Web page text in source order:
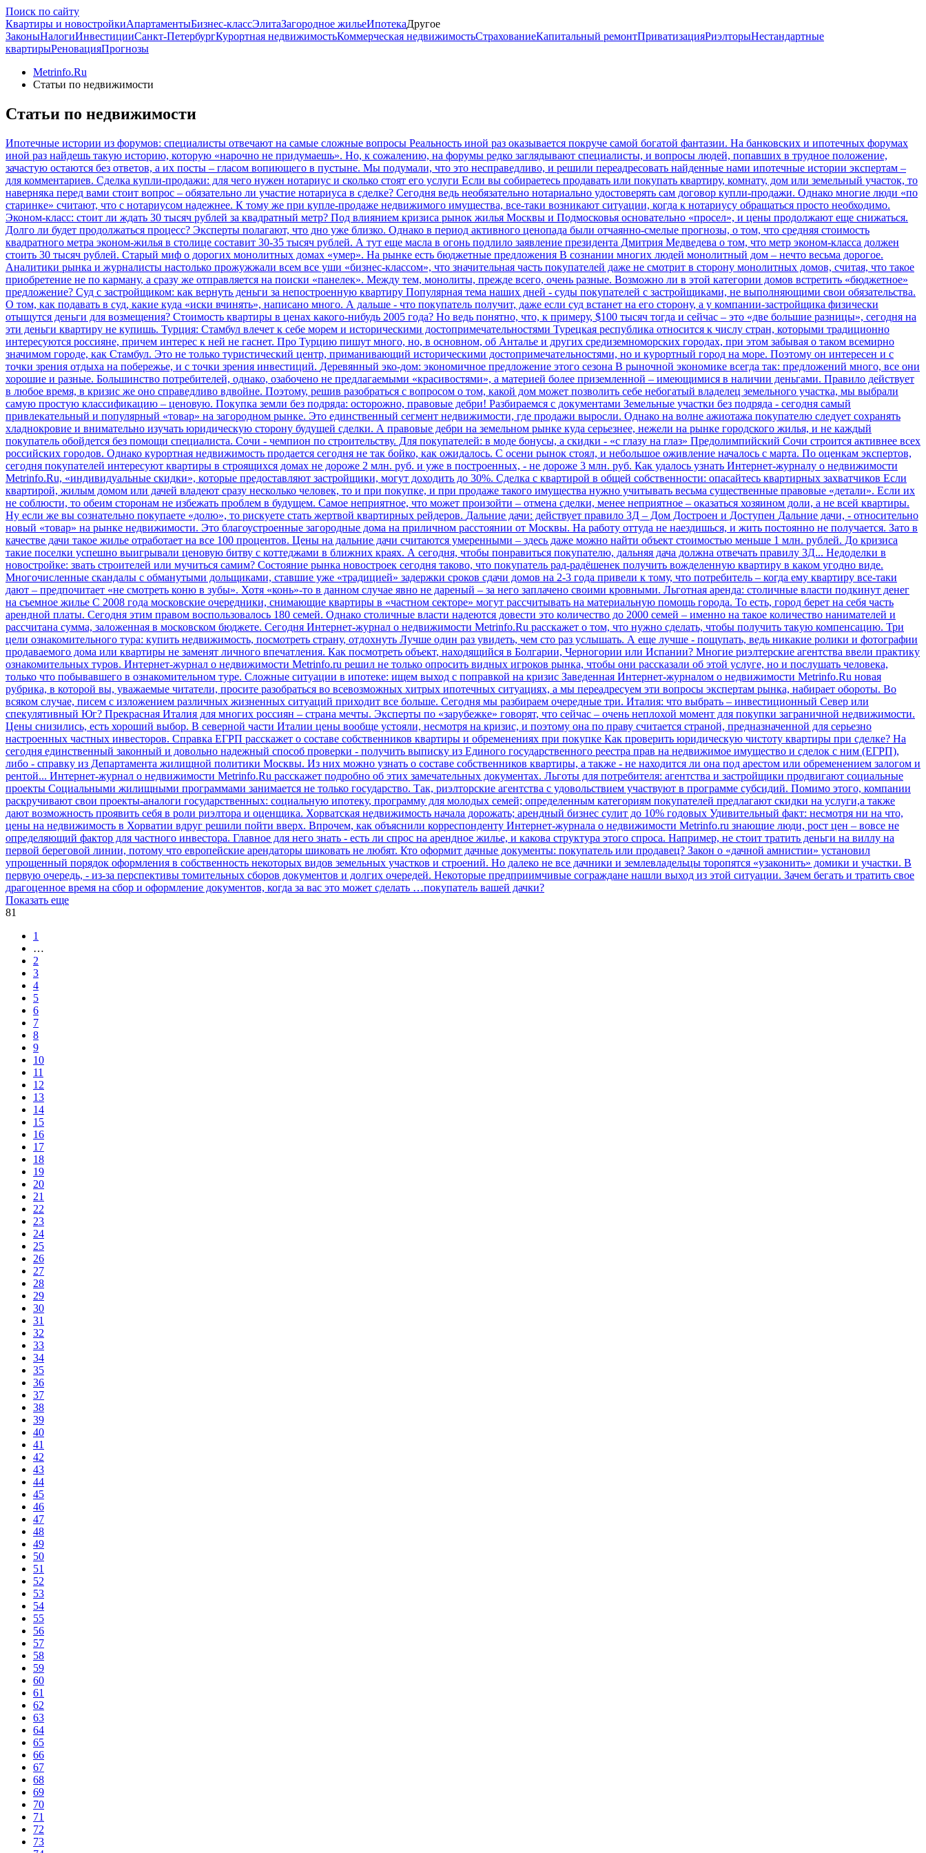
Поиск по сайту
Квартиры и новостройкиАпартаментыБизнес-классЭлитаЗагородное жильеИпотекаДругое
ЗаконыНалогиИнвестицииСанкт-ПетербургКурортная недвижимостьКоммерческая недвижимостьСтрахованиеКапитальный ремонтПриватизацияРиэлторыНестандартные
квартирыРеновацияПрогнозы
Metrinfo.Ru
Статьи по недвижимости
Статьи по недвижимости
Ипотечные истории из форумов: специалисты отвечают на самые сложные вопросы Реальность иной раз оказывается покруче самой богатой фантазии. На банковских и ипотечных форумах
иной раз найдешь такую историю, которую «нарочно не придумаешь». Но, к сожалению, на форумы редко заглядывают специалисты, и вопросы людей, попавших в трудное положение,
зачастую остаются без ответов, а их посты – гласом вопиющего в пустыне. Мы подумали, что это несправедливо, и решили переадресовать найденные нами ипотечные истории экспертам –
для комментариев. Сделка купли-продажи: для чего нужен нотариус и сколько стоят его услуги Если вы собираетесь продавать или покупать квартиру, комнату, дом или земельный участок, то
наверняка перед вами стоит вопрос – обязательно ли участие нотариуса в сделке? Сегодня ведь необязательно нотариально удостоверять сам договор купли-продажи. Однако многие люди «по
старинке» считают, что с нотариусом надежнее. К тому же при купле-продаже недвижимого имущества, все-таки возникают ситуации, когда к нотариусу обращаться просто необходимо.
Эконом-класс: стоит ли ждать 30 тысяч рублей за квадратный метр? Под влиянием кризиса рынок жилья Москвы и Подмосковья основательно «просел», и цены продолжают еще снижаться.
Долго ли будет продолжаться процесс? Эксперты полагают, что дно уже близко. Однако в период активного ценопада были отчаянно-смелые прогнозы, о том, что средняя стоимость
квадратного метра эконом-жилья в столице составит 30-35 тысяч рублей. А тут еще масла в огонь подлило заявление президента Дмитрия Медведева о том, что метр эконом-класса должен
стоить 30 тысяч рублей. Старый миф о дорогих монолитных домах «умер». На рынке есть бюджетные предложения В сознании многих людей монолитный дом – нечто весьма дорогое.
Аналитики рынка и журналисты настолько прожужжали всем все уши «бизнес-классом», что значительная часть покупателей даже не смотрит в сторону монолитных домов, считая, что такое
приобретение не по карману, а сразу же отправляется на поиски «панелек». Между тем, монолиты, прежде всего, очень разные. Возможно ли в этой категории домов встретить «бюджетное»
предложение? Суд с застройщиком: как вернуть деньги за непостроенную квартиру Популярная тема наших дней - суды покупателей с застройщиками, не выполняющими свои обязательства.
О том, как подавать в суд, какие куда «иски вчинять», написано много. А дальше - что покупатель получит, даже если суд встанет на его сторону, а у компании-застройщика физически
отыщутся деньги для возмещения? Стоимость квартиры в ценах какого-нибудь 2005 года? Но ведь понятно, что, к примеру, $100 тысяч тогда и сейчас – это «две большие разницы», сегодня на
эти деньги квартиру не купишь. Турция: Стамбул влечет к себе морем и историческими достопримечательностями Турецкая республика относится к числу стран, которыми традиционно
интересуются россияне, причем интерес к ней не гаснет. Про Турцию пишут много, но, в основном, об Анталье и других средиземноморских городах, при этом забывая о таком всемирно
значимом городе, как Стамбул. Это не только туристический центр, приманивающий историческими достопримечательностями, но и курортный город на море. Поэтому он интересен и с
точки зрения отдыха на побережье, и с точки зрения инвестиций. Деревянный эко-дом: экономичное предложение этого сезона В рыночной экономике всегда так: предложений много, все они
хорошие и разные. Большинство потребителей, однако, озабочено не предлагаемыми «красивостями», а материей более приземленной – имеющимися в наличии деньгами. Правило действует
в любое время, в кризис же оно справедливо вдвойне. Поэтому, решив разобраться с вопросом о том, какой дом может позволить себе небогатый владелец земельного участка, мы выбрали
самую простую классификацию – ценовую. Покупка земли без подряда: осторожно, правовые дебри! Разбираемся с документами Земельные участки без подряда - сегодня самый
привлекательный и популярный «товар» на загородном рынке. Это единственный сегмент недвижимости, где продажи выросли. Однако на волне ажиотажа покупателю следует сохранять
хладнокровие и внимательно изучать юридическую сторону будущей сделки. А правовые дебри на земельном рынке куда серьезнее, нежели на рынке городского жилья, и не каждый
покупатель обойдется без помощи специалиста. Сочи - чемпион по строительству. Для покупателей: в моде бонусы, а скидки - «с глазу на глаз» Предолимпийский Сочи строится активнее всех
российских городов. Однако курортная недвижимость продается сегодня не так бойко, как ожидалось. С осени рынок стоял, и небольшое оживление началось с марта. По оценкам экспертов,
сегодня покупателей интересуют квартиры в строящихся домах не дороже 2 млн. руб. и уже в построенных, - не дороже 3 млн. руб. Как удалось узнать Интернет-журналу о недвижимости
Metrinfo.Ru, «индивидуальные скидки», которые предоставляют застройщики, могут доходить до 30%. Сделка с квартирой в общей собственности: опасайтесь квартирных захватчиков Если
квартирой, жилым домом или дачей владеют сразу несколько человек, то и при покупке, и при продаже такого имущества нужно учитывать весьма существенные правовые «детали». Если их
не соблюсти, то обеим сторонам не избежать проблем в будущем. Самое неприятное, что может произойти – отмена сделки, менее неприятное – оказаться хозяином доли, а не всей квартиры.
Ну если же вы сознательно покупаете «долю», то рискуете стать жертвой квартирных рейдеров. Дальние дачи: действует правило 3Д – Дом Достроен и Доступен Дальние дачи, - относительно
новый «товар» на рынке недвижимости. Это благоустроенные загородные дома на приличном расстоянии от Москвы. На работу оттуда не наездишься, и жить постоянно не получается. Зато в
качестве дачи такое жилье отработает на все 100 процентов. Цены на дальние дачи считаются умеренными – здесь даже можно найти объект стоимостью меньше 1 млн. рублей. До кризиса
такие поселки успешно выигрывали ценовую битву с коттеджами в ближних краях. А сегодня, чтобы понравиться покупателю, дальняя дача должна отвечать правилу 3Д... Недоделки в
новостройке: звать строителей или мучиться самим? Состояние рынка новостроек сегодня таково, что покупатель рад-радёшенек получить вожделенную квартиру в каком угодно виде.
Многочисленные скандалы с обманутыми дольщиками, ставшие уже «традицией» задержки сроков сдачи домов на 2-3 года привели к тому, что потребитель – когда ему квартиру все-таки
дают – предпочитает «не смотреть коню в зубы». Хотя «конь»-то в данном случае явно не дареный – за него заплачено своими кровными. Льготная аренда: столичные власти подкинут денег
на съемное жилье С 2008 года московские очередники, снимающие квартиры в «частном секторе» могут рассчитывать на материальную помощь города. То есть, город берет на себя часть
арендной платы. Сегодня этим правом воспользовалось 180 семей. Однако столичные власти надеются довести это количество до 2000 семей – именно на такое количество нанимателей и
рассчитана сумма, заложенная в московском бюджете. Сегодня Интернет-журнал о недвижимости Metrinfo.Ru расскажет о том, что нужно сделать, чтобы получить такую компенсацию. Три
цели ознакомительного тура: купить недвижимость, посмотреть страну, отдохнуть Лучше один раз увидеть, чем сто раз услышать. А еще лучше - пощупать, ведь никакие ролики и фотографии
продаваемого дома или квартиры не заменят личного впечатления. Как посмотреть объект, находящийся в Болгарии, Черногории или Испании? Многие риэлтерские агентства ввели практику
ознакомительных туров. Интернет-журнал о недвижимости Metrinfo.ru решил не только опросить видных игроков рынка, чтобы они рассказали об этой услуге, но и послушать человека,
только что побывавшего в ознакомительном туре. Сложные ситуации в ипотеке: ищем выход с поправкой на кризис Заведенная Интернет-журналом о недвижимости Metrinfo.Ru новая
рубрика, в которой вы, уважаемые читатели, просите разобраться во всевозможных хитрых ипотечных ситуациях, а мы переадресуем эти вопросы экспертам рынка, набирает обороты. Во
всяком случае, писем с изложением различных жизненных ситуаций приходит все больше. Сегодня мы разбираем очередные три. Италия: что выбрать – инвестиционный Север или
спекулятивный Юг? Прекрасная Италия для многих россиян – страна мечты. Эксперты по «зарубежке» говорят, что сейчас – очень неплохой момент для покупки заграничной недвижимости.
Цены снизились, есть хороший выбор. В северной части Италии цены вообще устояли, несмотря на кризис, и поэтому она по праву считается страной, предназначенной для серьезно
настроенных частных инвесторов. Справка ЕГРП расскажет о составе собственников квартиры и обременениях при покупке Как проверить юридическую чистоту квартиры при сделке? На
сегодня единственный законный и довольно надежный способ проверки - получить выписку из Единого государственного реестра прав на недвижимое имущество и сделок с ним (ЕГРП),
либо - справку из Департамента жилищной политики Москвы. Из них можно узнать о составе собственников квартиры, а также - не находится ли она под арестом или обременением залогом и
рентой... Интернет-журнал о недвижимости Metrinfo.Ru расскажет подробно об этих замечательных документах. Льготы для потребителя: агентства и застройщики продвигают социальные
проекты Социальными жилищными программами занимается не только государство. Так, риэлторские агентства с удовольствием участвуют в программе субсидий. Помимо этого, компании
раскручивают свои проекты-аналоги государственных: социальную ипотеку, программу для молодых семей; определенным категориям покупателей предлагают скидки на услуги,а также
дают возможность проявить себя в роли риэлтора и оценщика. Хорватская недвижимость начала дорожать; арендный бизнес сулит до 10% годовых Удивительный факт: несмотря ни на что,
цены на недвижимость в Хорватии вдруг решили пойти вверх. Впрочем, как объяснили корреспонденту Интернет-журнала о недвижимости Metrinfo.ru знающие люди, рост цен – вовсе не
определяющий фактор для частного инвестора. Главное для него знать - есть ли спрос на арендное жилье, и какова структура этого спроса. Например, не стоит тратить деньги на виллу на
первой береговой линии, потому что европейские арендаторы шиковать не любят. Кто оформит дачные документы: покупатель или продавец? Закон о «дачной амнистии» установил
упрощенный порядок оформления в собственность некоторых видов земельных участков и строений. Но далеко не все дачники и землевладельцы торопятся «узаконить» домики и участки. В
первую очередь, - из-за перспективы томительных сборов документов и долгих очередей. Некоторые предприимчивые сограждане нашли выход из этой ситуации. Зачем бегать и тратить свое
драгоценное время на сбор и оформление документов, когда за вас это может сделать …покупатель вашей дачки?
Показать еще
81
1
…
2
3
4
5
6
7
8
9
10
11
12
13
14
15
16
17
18
19
20
21
22
23
24
25
26
27
28
29
30
31
32
33
34
35
36
37
38
39
40
41
42
43
44
45
46
47
48
49
50
51
52
53
54
55
56
57
58
59
60
61
62
63
64
65
66
67
68
69
70
71
72
73